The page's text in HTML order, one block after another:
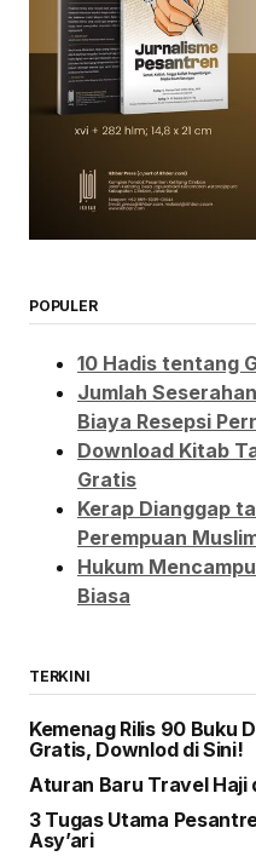
POPULER
10 Hadis tentang
Jumlah
Biaya Resepsi
Download Kitab
Gratis
Kerap Dianggap
Perempuan
Hukum
Biasa
TERKINI
Kemenag Rilis 90 Buku
Gratis, Downlod di Sini!
Aturan Baru Travel Haji
3 Tugas Utama
Asy’ari